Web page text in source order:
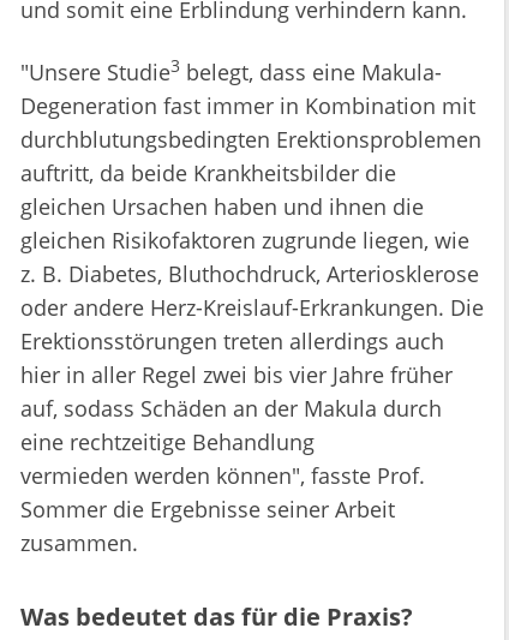
und somit eine Erblindung verhindern kann.
"Unsere Studie3 belegt, dass eine Makula-
Degeneration fast immer in Kombination mit
durchblutungsbedingten Erektionsproblemen
auftritt, da beide Krankheitsbilder die
gleichen Ursachen haben und ihnen die
gleichen Risikofaktoren zugrunde liegen, wie
z. B. Diabetes, Bluthochdruck, Arteriosklerose
oder andere Herz-Kreislauf-Erkrankungen. Die
Erektionsstörungen treten allerdings auch
hier in aller Regel zwei bis vier Jahre früher
auf, sodass Schäden an der Makula durch
eine rechtzeitige Behandlung
vermieden werden können", fasste Prof.
Sommer die Ergebnisse seiner Arbeit
zusammen.
Was bedeutet das für die Praxis?